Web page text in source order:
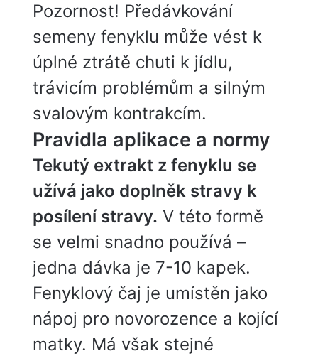
Pozornost! Předávkování
semeny fenyklu může vést k
úplné ztrátě chuti k jídlu,
trávicím problémům a silným
svalovým kontrakcím.
Pravidla aplikace a normy
Tekutý extrakt z fenyklu se
užívá jako doplněk stravy k
posílení stravy. V této formě
se velmi snadno používá –
jedna dávka je 7-10 kapek.
Fenyklový čaj je umístěn jako
nápoj pro novorozence a kojící
matky. Má však stejné